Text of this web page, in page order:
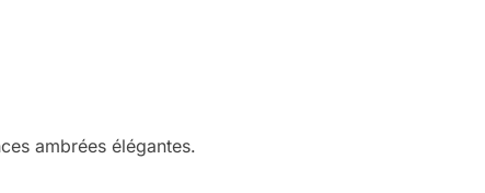
ambrées élégantes.